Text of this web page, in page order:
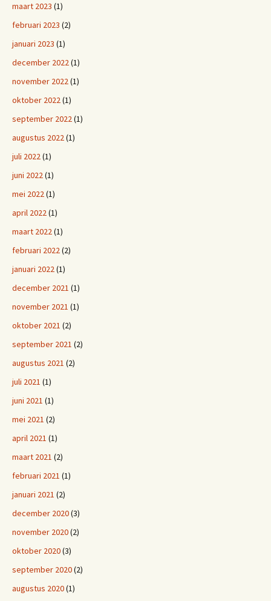
maart 2023 (1)
februari 2023 (2)
januari 2023 (1)
december 2022(1)
november 2022(1)
oktober 2022(1)
september 2022(1)
augustus 2022(1)
juli 2022(1)
juni 2022(1)
mei 2022(1)
april 2022(1)
maart 2022(1)
februari 2022(2)
januari 2022(1)
december 2021 (1)
november 2021 (1)
oktober 2021 (2)
september 2021 (2)
augustus 2021 (2)
juli 2021 (1)
juni 2021 (1)
mei 2021 (2)
april 2021 (1)
maart 2021 (2)
februari 2021 (1)
januari 2021 (2)
december 2020(3)
november 2020(2)
oktober 2020(3)
september 2020(2)
augustus 2020(1)